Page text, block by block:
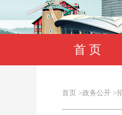
首 页
首页 >政务公开 >